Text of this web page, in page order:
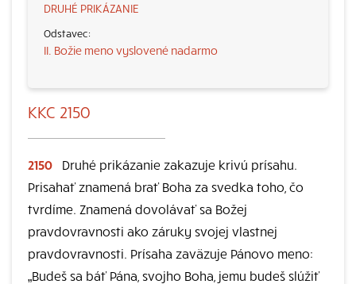
DRUHÉ PRIKÁZANIE
II. Božie meno vyslovené nadarmo
KKC 2150
2150
Druhé prikázanie zakazuje krivú prísahu.
Prisahať znamená brať Boha za svedka toho, čo
tvrdíme. Znamená dovolávať sa Božej
pravdovravnosti ako záruky svojej vlastnej
pravdovravnosti. Prísaha zaväzuje Pánovo meno:
„Budeš sa báť Pána, svojho Boha, jemu budeš slúžiť